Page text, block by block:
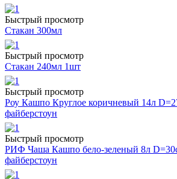
Быстрый просмотр
Стакан 300мл
Быстрый просмотр
Стакан 240мл 1шт
Быстрый просмотр
Роу Кашпо Круглое коричневый 14л
файберстоун
Быстрый просмотр
РИФ Чаша Кашпо бело-зеленый 8л
файберстоун